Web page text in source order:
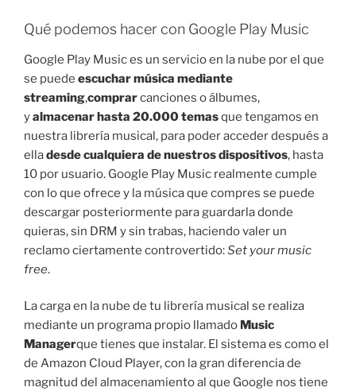
Qué podemos hacer con Google Play Music
Google Play Music es un servicio en la nube por el que
se puede escuchar música mediante
streaming,comprarcanciones o álbumes,
yalmacenar hasta 20.000 temasque tengamos en
nuestra librería musical, para poder acceder después a
elladesde cualquiera de nuestros dispositivos, hasta
10 por usuario. Google Play Music realmente cumple
con lo que ofrece y la música que compres se puede
descargar posteriormente para guardarla donde
quieras, sin DRM y sin trabas, haciendo valer un
reclamo ciertamente controvertido:Set your music
free.
La carga en la nube de tu librería musical se realiza
mediante un programa propio llamado Music
Managerque tienes que instalar. El sistema es como el
de Amazon Cloud Player, con la gran diferencia de
magnitud del almacenamiento al que Google nos tiene